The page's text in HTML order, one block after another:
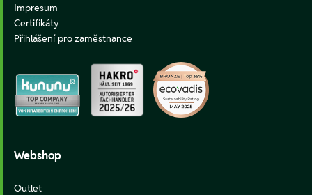
Impresum
Certifikáty
Přihlášení pro zaměstnance
Webshop
Outlet